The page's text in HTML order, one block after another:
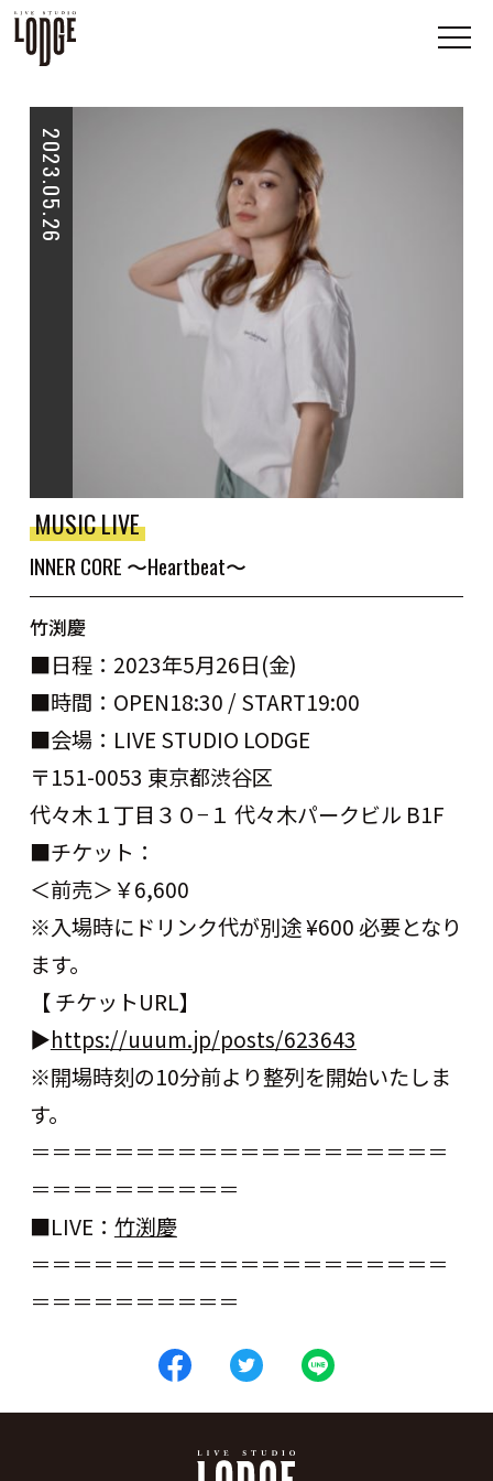
2023.05.26
MUSIC LIVE
INNER CORE 〜Heartbeat〜
竹渕慶
■日程： 2023年5月26日(金)
■時間：OPEN18:30 / START19:00
■会場： LIVE STUDIO LODGE
〒151-0053 東京都渋谷区
代々木１丁目３０− １ 代々木パークビル B1F
■チケット：
＜前売＞￥6,600
※入場時にドリンク代が別途¥600 必要となり
ます。
【チケットURL】
▶︎https://uuum.jp/posts/623643
※開場時刻の10分前より整列を開始いたしま
す。
＝＝＝＝＝＝＝＝＝＝＝＝＝＝＝＝＝＝＝＝
＝＝＝＝＝＝＝＝＝＝
■LIVE ： 竹渕慶
＝＝＝＝＝＝＝＝＝＝＝＝＝＝＝＝＝＝＝＝
＝＝＝＝＝＝＝＝＝＝